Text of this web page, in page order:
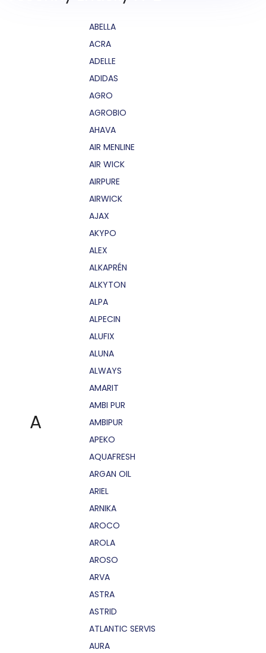
A
ABELLA
ACRA
ADELLE
ADIDAS
AGRO
AGROBIO
AHAVA
AIR MENLINE
AIR WICK
AIRPURE
AIRWICK
AJAX
AKYPO
ALEX
ALKAPRÉN
ALKYTON
ALPA
ALPECIN
ALUFIX
ALUNA
ALWAYS
AMARIT
AMBI PUR
AMBIPUR
APEKO
AQUAFRESH
ARGAN OIL
ARIEL
ARNIKA
AROCO
AROLA
AROSO
ARVA
ASTRA
ASTRID
ATLANTIC SERVIS
AURA